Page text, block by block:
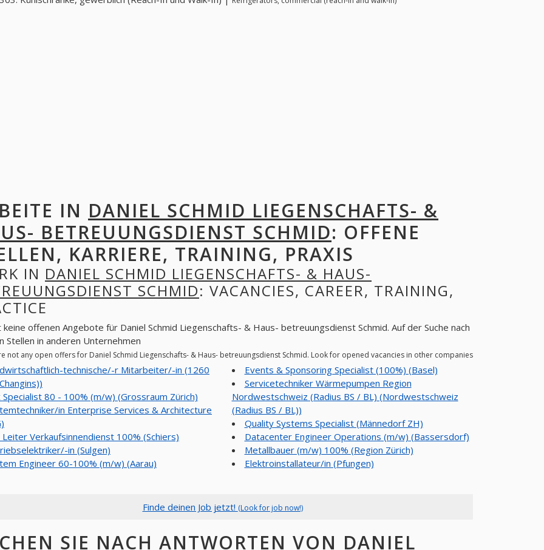
IN DANIEL SCHMID LIEGENSCHAFTS- &
BETREUUNGSDIENST SCHMID: OFFENE
KARRIERE, TRAINING, PRAXIS
IN DANIEL SCHMID LIEGENSCHAFTS- & HAUS-
SCHMID: VACANCIES, CAREER, TRAINING,
keine offenen Angebote für Daniel Schmid Liegenschafts- & Haus- betreuungsdienst Schmid. Auf der Suche nach
Stellen in anderen Unternehmen
not any open offers for Daniel Schmid Liegenschafts- & Haus- betreuungsdienst Schmid. Look for opened vacancies in other companies
technische/-r Mitarbeiter/-in (1260
Specialist 80 - 100% (m/w) (Grossraum Zürich)
in Enterprise Services & Architecture
Leiter Verkaufsinnendienst 100% (Schiers)
in (Sulgen)
Engineer 60-100% (m/w) (Aarau)
Events & Sponsoring Specialist (100%) (Basel)
Servicetechniker Wärmepumpen Region
Nordwestschweiz (Radius BS / BL) (Nordwestschweiz
(Radius BS / BL))
Quality Systems Specialist (Männedorf ZH)
Datacenter Engineer Operations (m/w) (Bassersdorf)
Metallbauer (m/w) 100% (Region Zürich)
Elektroinstallateur/in (Pfungen)
Finde deinen Job jetzt! (Look for job now!)
SIE NACH ANTWORTEN VON DANIEL